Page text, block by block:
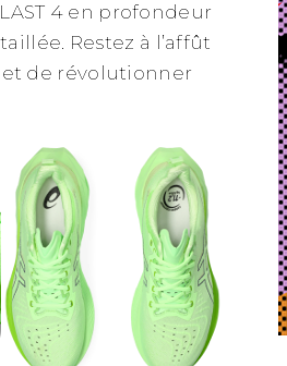
4 en profondeur
Restez à l’affût
de révolutionner